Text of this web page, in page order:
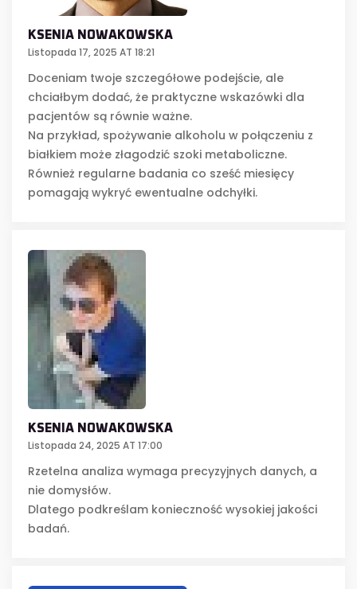
KSENIA NOWAKOWSKA
Listopada 17, 2025 AT 18:21
Doceniam twoje szczegółowe podejście, ale
chciałbym dodać, że praktyczne wskazówki dla
pacjentów są równie ważne.
Na przykład, spożywanie alkoholu w połączeniu z
białkiem może złagodzić szoki metaboliczne.
Również regularne badania co sześć miesięcy
pomagają wykryć ewentualne odchyłki.
KSENIA NOWAKOWSKA
Listopada 24, 2025 AT 17:00
Rzetelna analiza wymaga precyzyjnych danych, a
nie domysłów.
Dlatego podkreślam konieczność wysokiej jakości
badań.